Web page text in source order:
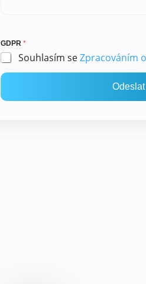
GDPR*
Souhlasím seZpracováním
Odeslat